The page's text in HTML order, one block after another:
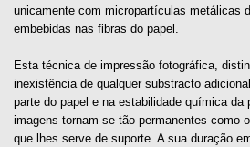
unicamente com micropartículas metálicas
embebidas nas fibras do papel.
Esta técnica de impressão fotográfica,
inexistência de qualquer substracto
parte do papel e na estabilidade química da
imagens tornam-se tão permanentes como
que lhes serve de suporte. A sua duração